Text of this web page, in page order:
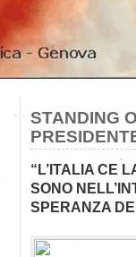
STANDING
“L’ITALIA CE
SONO
SPERANZA